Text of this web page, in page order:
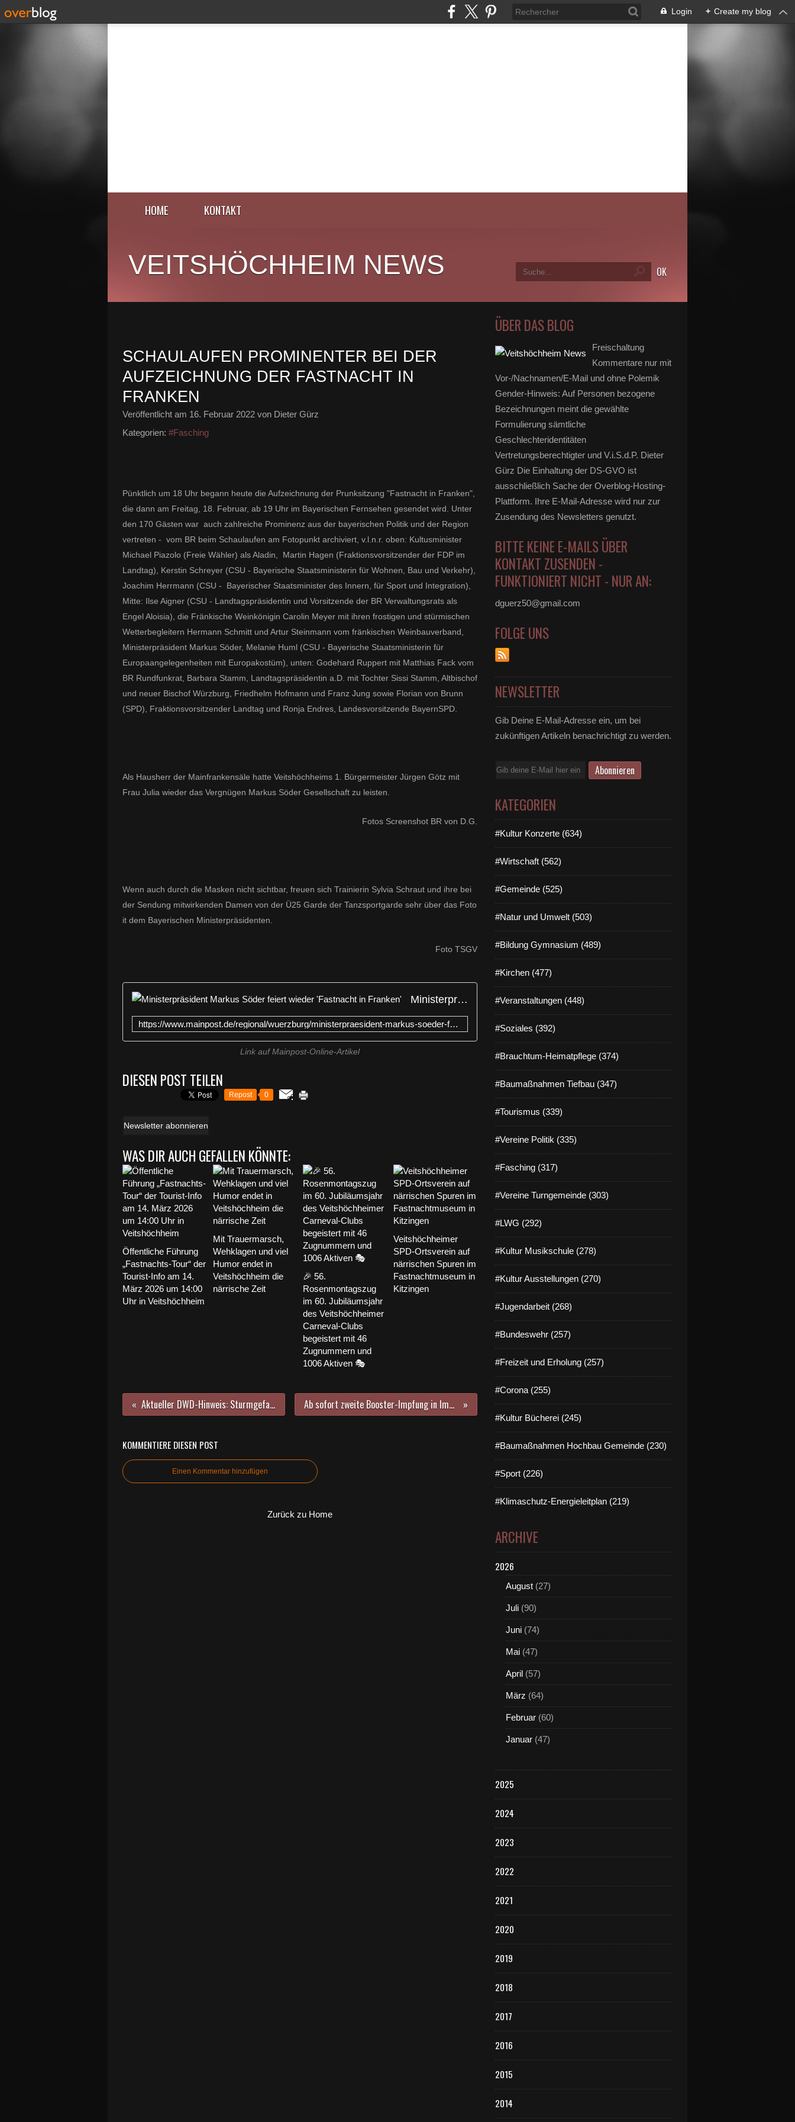
Login + Create my blog
HOME KONTAKT
VEITSHÖCHHEIM NEWS
SCHAULAUFEN PROMINENTER BEI DER
AUFZEICHNUNG DER FASTNACHT IN
FRANKEN
Veröffentlicht am 16. Februar 2022 von Dieter Gürz
Kategorien: #Fasching
Pünktlich um 18 Uhr begann heute die Aufzeichnung der Prunksitzung "Fastnacht in Franken",
die dann am Freitag, 18. Februar, ab 19 Uhr im Bayerischen Fernsehen gesendet wird. Unter
den 170 Gästen war auch zahlreiche Prominenz aus der bayerischen Politik und der Region
vertreten - vom BR beim Schaulaufen am Fotopunkt archiviert, v.l.n.r. oben: Kultusminister
Michael Piazolo (Freie Wähler) als Aladin, Martin Hagen (Fraktionsvorsitzender der FDP im
Landtag), Kerstin Schreyer (CSU - Bayerische Staatsministerin für Wohnen, Bau und Verkehr),
Joachim Herrmann (CSU - Bayerischer Staatsminister des Innern, für Sport und Integration),
Mitte: Ilse Aigner (CSU - Landtagspräsidentin und Vorsitzende der BR Verwaltungsrats als
Engel Aloisia), die Fränkische Weinkönigin Carolin Meyer mit ihren frostigen und stürmischen
Wetterbegleitern Hermann Schmitt und Artur Steinmann vom fränkischen Weinbauverband,
Ministerpräsident Markus Söder, Melanie Huml (CSU - Bayerische Staatsministerin für
Europaangelegenheiten mit Europakostüm), unten: Godehard Ruppert mit Matthias Fack vom
BR Rundfunkrat, Barbara Stamm, Landtagspräsidentin a.D. mit Tochter Sissi Stamm, Altbischof
und neuer Bischof Würzburg, Friedhelm Hofmann und Franz Jung sowie Florian von Brunn
(SPD), Fraktionsvorsitzender Landtag und Ronja Endres, Landesvorsitzende BayernSPD.
Als Hausherr der Mainfrankensäle hatte Veitshöchheims 1. Bürgermeister Jürgen Götz mit
Frau Julia wieder das Vergnügen Markus Söder Gesellschaft zu leisten.
Fotos Screenshot BR von D.G.
Wenn auch durch die Masken nicht sichtbar, freuen sich Trainierin Sylvia Schraut und ihre bei
der Sendung mitwirkenden Damen von der Ü25 Garde der Tanzsportgarde sehr über das Foto
it dem Bayerischen Ministerpräsidenten.
Foto TSGV
Ministerpräsident Markus Söder feiert wieder 'Fastnacht in Franken'
https://www.mainpost.de/regional/wuerzburg/ministerpraesident-markus-soeder-feiert-wieder-fastnacht-in-franken-art-10732359
Link auf Mainpost-Online-Artikel
DIESEN POST TEILEN
Repost 0
Newsletter abonnieren
WAS DIR AUCH GEFALLEN KÖNNTE:
Öffentliche Führung
„Fastnachts-Tour“ der
Tourist-Info am 14.
März 2026 um 14:00
Uhr in Veitshöchheim
Mit Trauermarsch,
Wehklagen und viel
Humor endet in
Veitshöchheim die
närrische Zeit
🎉 56.
Rosenmontagszug
im 60. Jubiläumsjahr
des Veitshöchheimer
Carneval-Clubs
begeistert mit 46
Zugnummern und
1006 Aktiven 🎭
Veitshöchheimer
SPD-Ortsverein auf
närrischen Spuren im
Fastnachtmuseum in
Kitzingen
Aktueller DWD-Hinweis: Sturmgefahr in der Nacht zu Donnerstag und Donnerstagvormittag mit kräftigen Orkanböen Ab sofort zweite Booster-Impfung in Impfzentren von Stadt und Landkreis Würzburg - Impfung mit Nuvaxovid voraussichtlich ab März
KOMMENTIERE DIESEN POST
Einen Kommentar hinzufügen
Zurück zu Home
ÜBER DAS BLOG
Freischaltung
Kommentare nur mit
Vor-/Nachnamen/E-Mail und ohne Polemik
Gender-Hinweis: Auf Personen bezogene
Bezeichnungen meint die gewählte
Formulierung sämtliche
Geschlechteridentitäten
Vertretungsberechtigter und V.i.S.d.P. Dieter
Gürz Die Einhaltung der DS-GVO ist
ausschließlich Sache der Overblog-Hosting-
Plattform. Ihre E-Mail-Adresse wird nur zur
Zusendung des Newsletters genutzt.
BITTE KEINE E-MAILS ÜBER
KONTAKT ZUSENDEN -
FUNKTIONIERT NICHT - NUR AN:
dguerz50@gmail.com
FOLGE UNS
NEWSLETTER
Gib Deine E-Mail-Adresse ein, um bei
zukünftigen Artikeln benachrichtigt zu werden.
E-
KATEGORIEN
#Kultur Konzerte (634)
#Wirtschaft (562)
#Gemeinde (525)
#Natur und Umwelt (503)
#Bildung Gymnasium (489)
#Kirchen (477)
#Veranstaltungen (448)
#Soziales (392)
#Brauchtum-Heimatpflege (374)
#Baumaßnahmen Tiefbau (347)
#Tourismus (339)
#Vereine Politik (335)
#Fasching (317)
#Vereine Turngemeinde (303)
#LWG (292)
#Kultur Musikschule (278)
#Kultur Ausstellungen (270)
#Jugendarbeit (268)
#Bundeswehr (257)
#Freizeit und Erholung (257)
#Corona (255)
#Kultur Bücherei (245)
#Baumaßnahmen Hochbau Gemeinde (230)
#Sport (226)
#Klimaschutz-Energieleitplan (219)
ARCHIVE
2026
August (27)
Juli (90)
Juni (74)
Mai (47)
April (57)
März (64)
Februar (60)
Januar (47)
2025
2024
2023
2022
2021
2020
2019
2018
2017
2016
2015
2014